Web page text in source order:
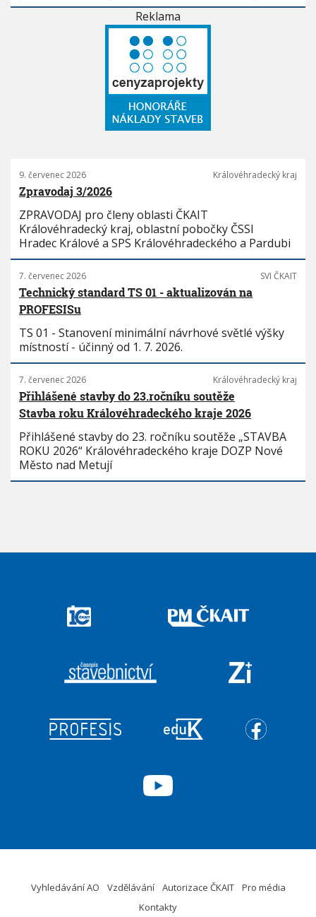
Reklama
9. červenec 2026 Královéhradecký kraj
Zpravodaj 3/2026
ZPRAVODAJ pro členy oblasti ČKAIT
Královéhradecký kraj, oblastní pobočky ČSSI
Hradec Králové a SPS Královéhradeckého a Pardubi
7. červenec 2026 SVI ČKAIT
Technický standard TS 01 - aktualizován na
PROFESISu
TS 01 - Stanovení minimální návrhové světlé výšky
místností - účinný od 1. 7. 2026.
7. červenec 2026 Královéhradecký kraj
Přihlášené stavby do 23.ročníku soutěže
Stavba roku Královéhradeckého kraje 2026
Přihlášené stavby do 23. ročníku soutěže „STAVBA
ROKU 2026“ Královéhradeckého kraje DOZP Nové
Město nad Metují
Vyhledávání AO Vzdělávání Autorizace ČKAIT
Pro média
Kontakty